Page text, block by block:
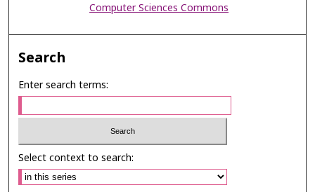
Computer Sciences Commons
Search
Enter search terms:
Select context to search: